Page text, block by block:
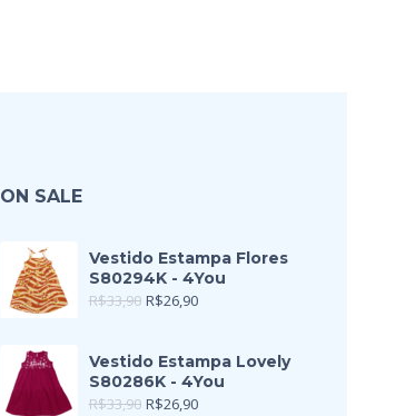
ON SALE
Vestido Estampa Flores
S80294K - 4You
R$33,90 R$26,90
Vestido Estampa Lovely
S80286K - 4You
R$33,90 R$26,90